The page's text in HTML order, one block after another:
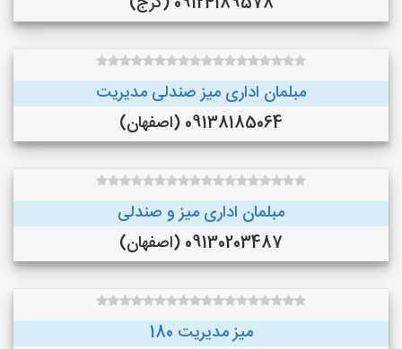
مبلمان اداری میز صندلی مدیریت
09138185064 (اصفهان)
مبلمان اداری میز و صندلی
09130203487 (اصفهان)
میز مدیریت 180